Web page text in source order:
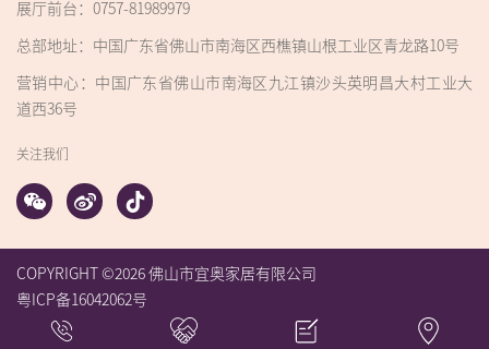
展厅前台：0757-81989979
总部地址：中国广东省佛山市南海区西樵镇山根工业区青龙路10号
营销中心：中国广东省佛山市南海区九江镇沙头英明昌大村工业大
道西36号
关注我们
COPYRIGHT ©2026 佛山市宜奥家居有限公司
粤ICP备16042062号
乳胶床垫
床垫品牌 床垫一线品牌床垫十大名牌
十大床